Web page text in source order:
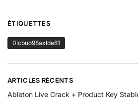
ÉTIQUETTES
0lcbuo98axlde81
ARTICLES RÉCENTS
Ableton Live Crack + Product Key